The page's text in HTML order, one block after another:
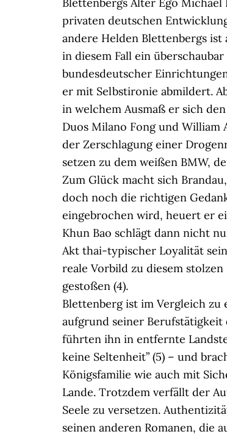
privaten deutschen
andere Helden Blettenbergs
in diesem Fall ein
bundesdeutscher
er mit Selbstironie abmildert.
in welchem Ausmaß er sich
Duos Milano Fong und William
der Zerschlagung einer
setzen zu dem weißen BMW,
Zum Glück macht sich
doch noch die richtigen
eingebrochen wird, heuert er
Khun Bao schlägt dann nicht
Akt thai-typischer Loyalität
reale Vorbild zu diesem
gestoßen (4).
Blettenberg ist im Vergleich
aufgrund seiner Berufstätigkeit
führten ihn in entfernte
keine Seltenheit” (5) – und
Königsfamilie wie auch mit
Lande. Trotzdem verfällt der
Seele zu versetzen.
seinen anderen Romanen, die